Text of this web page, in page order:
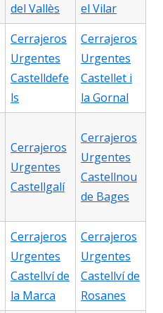
del Vallès
el Vilar
Cerrajeros
Urgentes
Castelldefe
ls
Cerrajeros
Urgentes
Castellet i
la Gornal
Cerrajeros
Urgentes
Castellgalí
Cerrajeros
Urgentes
Castellnou
de Bages
Cerrajeros
Urgentes
Castellví de
la Marca
Cerrajeros
Urgentes
Castellví de
Rosanes